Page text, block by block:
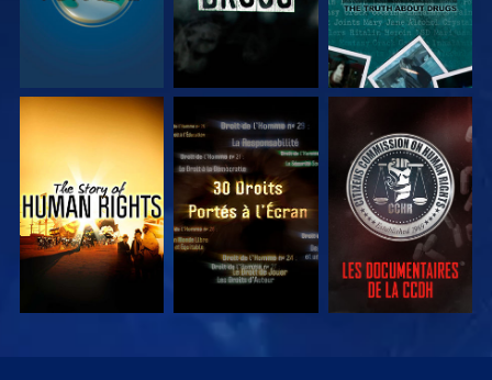
REGARDER REGARDER REGARDER